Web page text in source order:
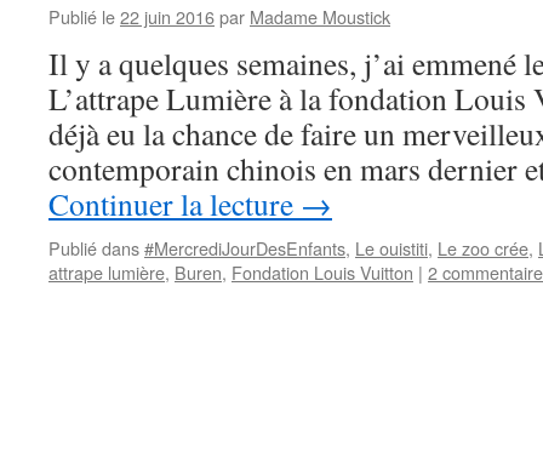
Publié le22 juin 2016par Madame Moustick
Il y a quelques semaines, j’ai emmené
L’attrape Lumière à la fondation Louis
déjà eu la chance de faire un
contemporain chinois en mars dernier
Continuer la lecture →
Publié dans#MercrediJourDesEnfants, Le ouistiti, Le zoo crée,
attrape lumière, Buren, Fondation Louis Vuitton | 2